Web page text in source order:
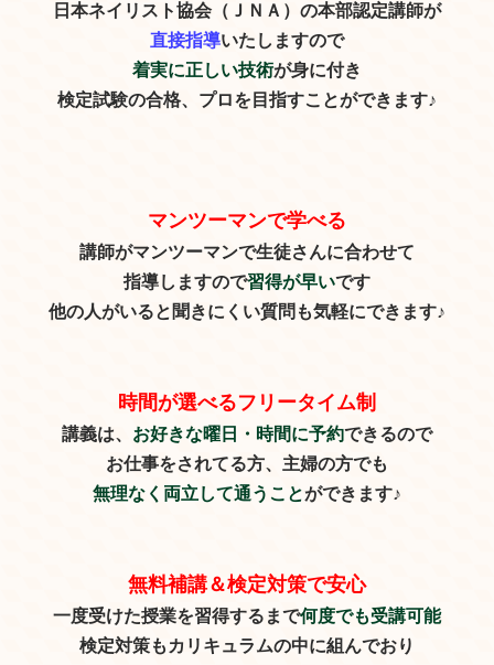
日本ネイリスト協会（ＪＮＡ）の本部認定講師が
直接指導いたしますので
着実に正しい技術が身に付き
検定試験の合格、プロを目指すことができます♪
マンツーマンで学べる
講師がマンツーマンで生徒さんに合わせて
指導しますので習得が早いです
他の人がいると聞きにくい質問も気軽にできます♪
時間が選べるフリータイム制
講義は、 お好きな曜日・時間に予約できるので
お仕事をされてる方、主婦の方でも
無理なく両立して通うことができます♪
無料補講＆検定対策で安心
一度受けた授業を習得するまで何度でも受講可能
検定対策もカリキュラムの中に組んでおり